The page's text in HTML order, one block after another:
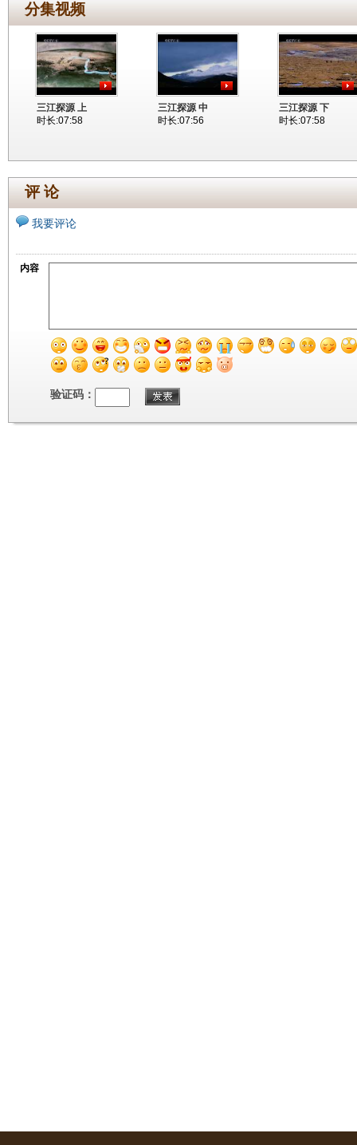
分集视频
三江探源 上
时长:07:58
三江探源 中
时长:07:56
三江探源 下
时长:07:58
评 论
我要评论
内容
验证码：